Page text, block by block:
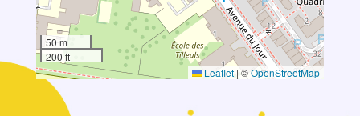
50 m
200 ft
Leaflet | ©OpenStreetMap